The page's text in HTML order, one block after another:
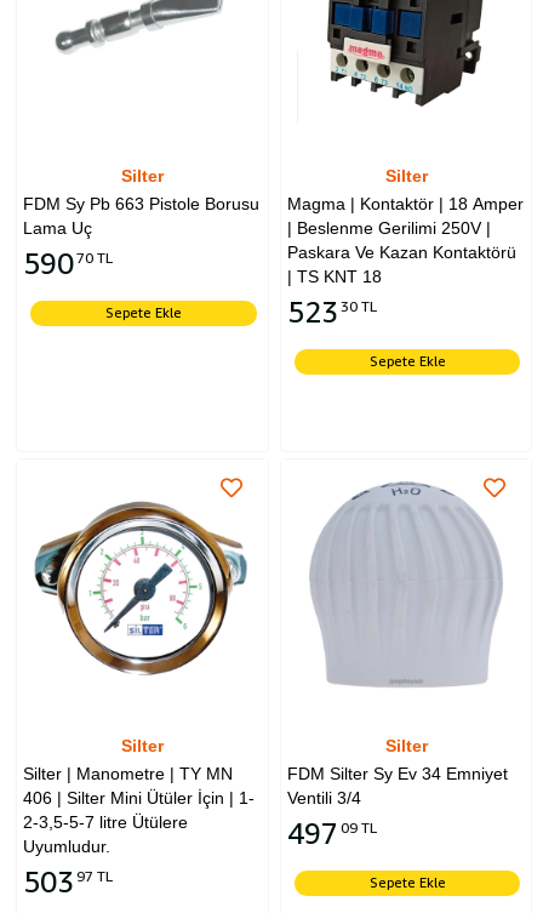
Silter
FDM Sy Pb 663 Pistole Borusu
Lama Uç
59070 TL
Sepete Ekle
Silter
Magma | Kontaktör | 18 Amper
| Beslenme Gerilimi 250V |
Paskara Ve Kazan Kontaktörü
| TS KNT 18
523 30 TL
Sepete Ekle
Silter
Silter | Manometre | TY MN
406 | Silter Mini Ütüler İçin | 1-
2-3,5-5-7 litre Ütülere
Uyumludur.
503 97 TL
Silter
FDM Silter Sy Ev 34 Emniyet
Ventili 3/4
497 09 TL
Sepete Ekle